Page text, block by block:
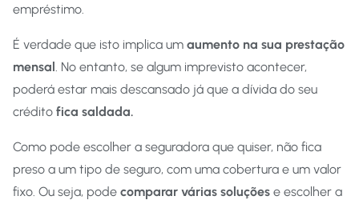
empréstimo.
É verdade que isto implica um aumento na sua prestação
mensal . No entanto, se algum imprevisto acontecer,
poderá estar mais descansado já que a dívida do seu
crédito fica saldada.
Como pode escolher a seguradora que quiser, não fica
preso a um tipo de seguro, com uma cobertura e um valor
fixo. Ou seja, pode comparar várias soluções e escolher a